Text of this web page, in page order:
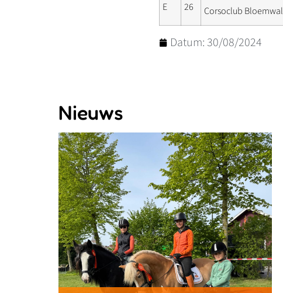
E 26 Corsoclub Bloemwal
Datum:30/08/2024
Nieuws